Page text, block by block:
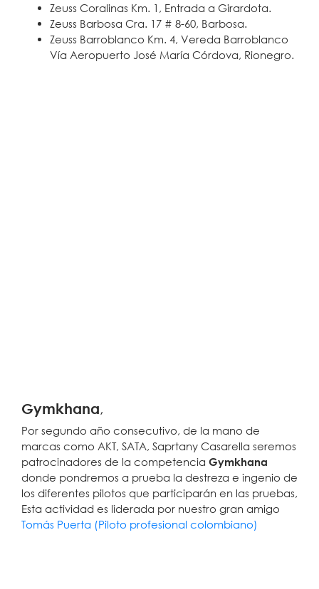
Zeuss Coralinas Km. 1, Entrada a Girardota.
Zeuss Barbosa Cra. 17 # 8-60, Barbosa.
Zeuss Barroblanco Km. 4, Vereda Barroblanco
Vía Aeropuerto José María Córdova, Rionegro.
Gymkhana,
Por segundo año consecutivo, de la mano de
marcas como AKT, SATA, Saprtany Casarella seremos
patrocinadores de la competencia Gymkhana
donde pondremos a prueba la destreza e ingenio de
los diferentes pilotos que participarán en las pruebas,
Esta actividad es liderada por nuestro gran amigo
Tomás Puerta (Piloto profesional colombiano)